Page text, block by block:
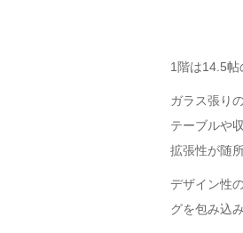
1階は14.5帖
ガラス張り
テーブルや
拡張性が随
デザイン性
グを包み込